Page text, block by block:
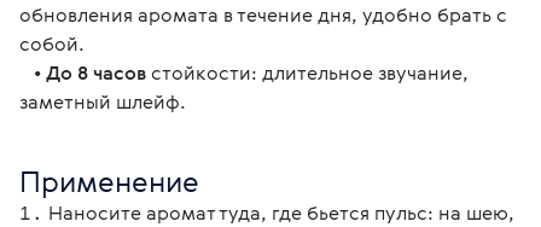
обновления аромата в течение дня, удобно брать с
собой.
• До 8 часов стойкости: длительное звучание,
заметный шлейф.
Применение
Наносите аромат туда, где бьется пульс: на шею,